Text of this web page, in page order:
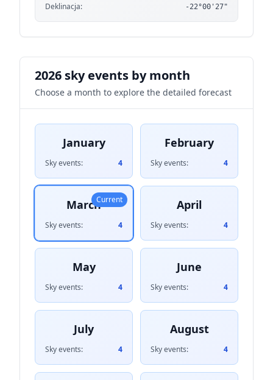
Deklinacja: -22°00'27"
2026 sky events by month
Choose a month to explore the detailed forecast
January
Sky events: 4
February
Sky events: 4
March
Sky events: 4
Current April
Sky events: 4
May
Sky events: 4
June
Sky events: 4
July
Sky events: 4
August
Sky events: 4